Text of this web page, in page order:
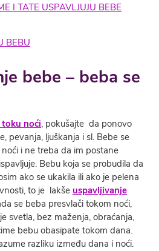
I TATE USPAVLJUJU BEBE
BEBU
bebe – beba se
toku noći, pokušajte da ponovo
pevanja, ljuškanja i sl. Bebe se
i ne treba da im postane
Bebu koja se probudila da
ako se ukakila ili ako je pelena
to je lakše uspavljivanje
se beba presvlači tokom noći,
svetla, bez maženja, obraćanja,
bebu obasipate tokom dana.
razliku između dana i noći.